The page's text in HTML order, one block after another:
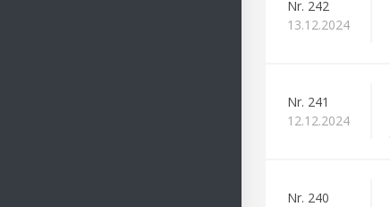
Nr. 242
13.12.2024
Nr. 241
12.12.2024
Nr. 240